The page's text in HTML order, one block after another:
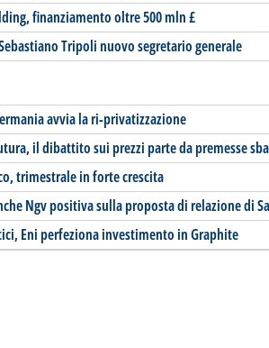
finanziamento oltre 500 mln £
Tripoli nuovo segretario generale
avvia la ri-privatizzazione
il dibattito sui prezzi parte da premesse
trimestrale in forte crescita
Ngv positiva sulla proposta di relazione di
Eni perfeziona investimento in Graphite